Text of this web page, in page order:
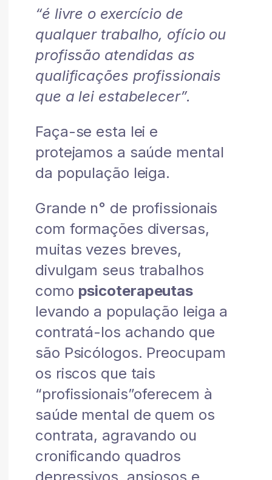
“é livre o exercício de
qualquer trabalho, ofício ou
profissão atendidas as
qualificações profissionais
que a lei estabelecer”.
Faça-se esta lei e
protejamos a saúde mental
da população leiga.
Grande n° de profissionais
com formações diversas,
muitas vezes breves,
divulgam seus trabalhos
como psicoterapeutas
levando a população leiga a
contratá-los achando que
são Psicólogos. Preocupam
os riscos que tais
“profissionais”oferecem à
saúde mental de quem os
contrata, agravando ou
cronificando quadros